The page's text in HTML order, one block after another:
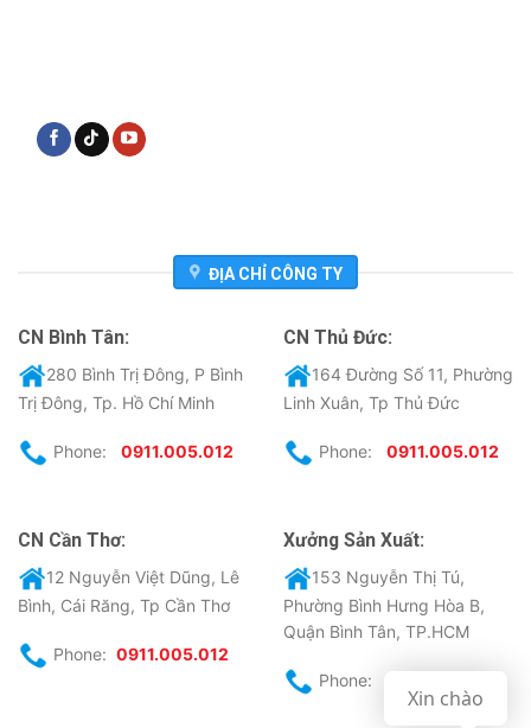
ĐỊA CHỈ CÔNG TY
CN Bình Tân:
280 Bình Trị Đông, P Bình
Trị Đông, Tp. Hồ Chí Minh
Phone: 0911.005.012
CN Thủ Đức:
164 Đường Số 11, Phường
Linh Xuân, Tp Thủ Đức
Phone: 0911.005.012
CN Cần Thơ:
12 Nguyễn Việt Dũng, Lê
Bình, Cái Răng, Tp Cần Thơ
Phone: 0911.005.012
Xưởng Sản Xuất:
153 Nguyễn Thị Tú,
Phường Bình Hưng Hòa B,
Quận Bình Tân, TP.HCM
Phone:
Xin chào